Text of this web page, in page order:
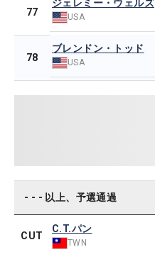
77
ジェレミー・ウェルズ
USA
78
ブレンドン・トッド
USA
- - - 以上、予選通過
CUT
C.T.パン
TWN